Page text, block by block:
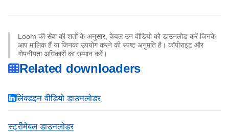
Loom की सेवा की शर्तों के अनुसार, केवल उन वीडियो को डाउनलोड करें जिनके
आप मालिक हैं या जिनका उपयोग करने की स्पष्ट अनुमति है। कॉपीराइट और
गोपनीयता अधिकारों का सम्मान करें।
Related downloaders
लिंक्डइन वीडियो डाउनलोडर
स्ट्रीमेबल डाउनलोडर